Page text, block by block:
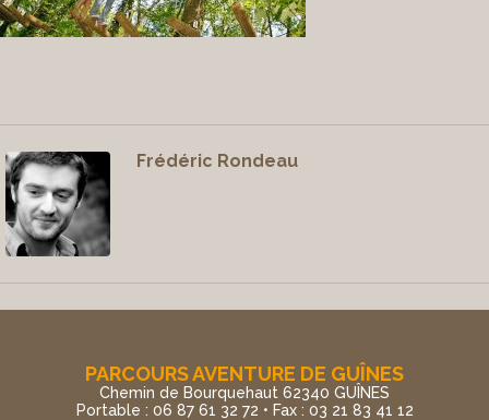
Frédéric Rondeau
PARCOURS AVENTURE DE GUÎNES
Chemin de Bourquehaut 62340 GUÎNES
Portable : 06 87 61 32 72 • Fax : 03 21 83 41 12